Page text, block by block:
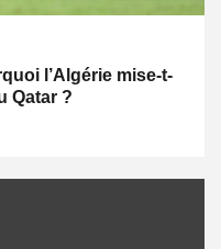
l’Algérie mise-t-
Qatar ?